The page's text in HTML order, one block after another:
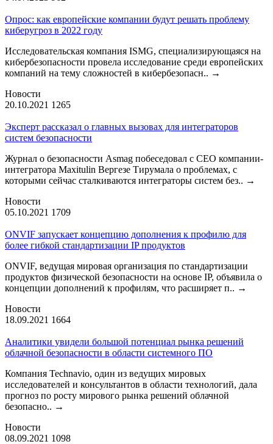
Опрос: как европейские компании будут решать проблему
киберугроз в 2022 году
Исследовательская компания ISMG, специализирующаяся на
кибербезопасности провела исследование среди европейских
компаний на тему сложностей в кибербезопасн.. →
Новости
20.10.2021 1265
Эксперт рассказал о главных вызовах для интеграторов
систем безопасности
Журнал о безопасности Asmag побеседовал с CEO компании-
интегратора Maxitulin Вергезе Тирумала о проблемах, с
которыми сейчас сталкиваются интеграторы систем без.. →
Новости
05.10.2021 1709
ONVIF запускает концепцию дополнения к профилю для
более гибкой стандартизации IP продуктов
ONVIF, ведущая мировая организация по стандартизации
продуктов физической безопасности на основе IP, объявила о
концепции дополнений к профилям, что расширяет п.. →
Новости
18.09.2021 1664
Аналитики увидели большой потенциал рынка решений
облачной безопасности в области системного ПО
Компания Technavio, один из ведущих мировых
исследователей и консультантов в области технологий, дала
прогноз по росту мирового рынка решений облачной
безопасно.. →
Новости
08.09.2021 1098